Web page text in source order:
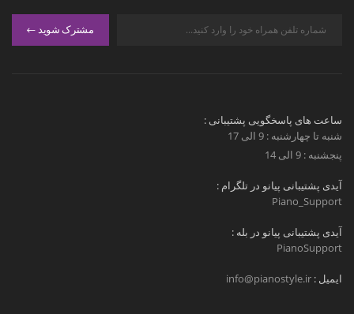
مشترک شوید
ساعت های پاسخگویی پشتیبانی :
شنبه تا چهارشنبه : 9 الی 17
پنجشنبه : 9 الی 14
آیدی پشتیبانی پیانو در تلگرام :
Piano_Support
آیدی پشتیبانی پیانو در بله :
PianoSupport
ایمیل : info@pianostyle.ir